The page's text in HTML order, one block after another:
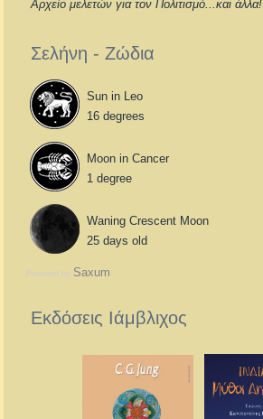
Αρχείο μελετών για τον Πολιτισμό...και άλλα!
Σελήνη - Ζώδια
Sun in Leo
16 degrees
Moon in Cancer
1 degree
Waning Crescent Moon
25 days old
Powered by Saxum
Εκδόσεις Ιάμβλιχος